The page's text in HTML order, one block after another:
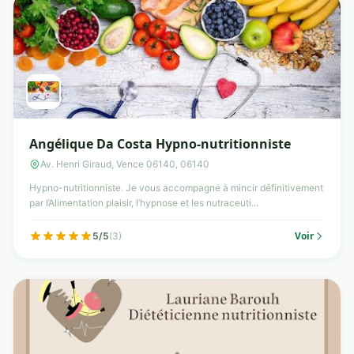
Angélique Da Costa Hypno-nutritionniste
Av. Henri Giraud, Vence 06140, 06140
Hypno-nutritionniste. Je vous accompagne à mincir définitivement
par l’Alimentation plaisir, l’hypnose et les nutraceuti...
5/5(3) Voir